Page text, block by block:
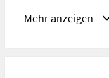
angewandte
Mehr anzeigen